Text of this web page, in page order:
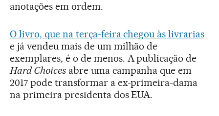
anotações em ordem.
O livro, que na terça-feira chegou às livrarias
e já vendeu mais de um milhão de
exemplares, é o de menos. A publicação de
Hard Choicesabre uma campanha que em
2017 pode transformar a ex-primeira-dama
na primeira presidenta dos EUA.